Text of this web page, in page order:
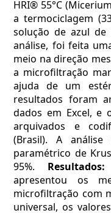
HRI® 55°C
a termociclagem
solução de azul
análise, foi feita
meio na direção
a microfiltração
ajuda de um
resultados foram
dados em Excel, e
arquivados e
(Brasil). A
paramétrico de
95%. Resultados:
apresentou os
microfiltração com
universal, os